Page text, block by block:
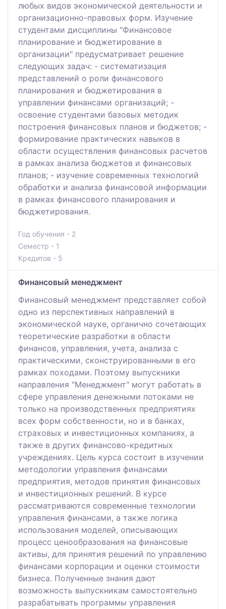
любых видов экономической деятельности и
организационно-правовых форм. Изучение
студентами дисциплины "Финансовое
планирование и бюджетирование в
организации" предусматривает решение
следующих задач: - систематизация
представлений о роли финансового
планирования и бюджетирования в
управлении финансами организаций; -
освоение студентами базовых методик
построения финансовых планов и бюджетов; -
формирование практических навыков в
области осуществления финансовых расчетов
в рамках анализа бюджетов и финансовых
планов; - изучение современных технологий
обработки и анализа финансовой информации
в рамках финансового планирования и
бюджетирования.
Год обучения - 2
Семестр - 1
Кредитов - 5
Финансовый менеджмент
Финансовый менеджмент представляет собой
одно из перспективных направлений в
экономической науке, органично сочетающих
теоретические разработки в области
финансов, управления, учета, анализа с
практическими, сконструированными в его
рамках походами. Поэтому выпускники
направления "Менеджмент" могут работать в
сфере управления денежными потоками не
только на производственных предприятиях
всех форм собственности, но и в банках,
страховых и инвестиционных компаниях, а
также в других финансово-кредитных
учреждениях. Цель курса состоит в изучении
методологии управления финансами
предприятия, методов принятия финансовых
и инвестиционных решений. В курсе
рассматриваются современные технологии
управления финансами, а также логика
использования моделей, описывающих
процесс ценообразования на финансовые
активы, для принятия решений по управлению
финансами корпорации и оценки стоимости
бизнеса. Полученные знания дают
возможность выпускникам самостоятельно
разрабатывать программы управления